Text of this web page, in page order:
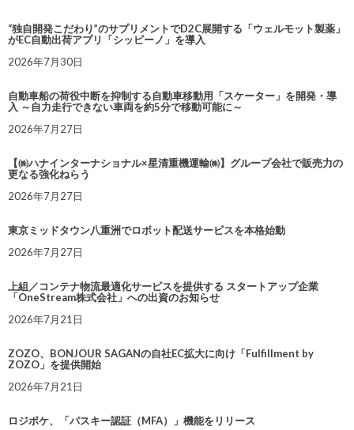
“独自開発こだわり”のサプリメントでD2C展開する「ウェルモット製薬」
がEC自動出荷アプリ「シッピーノ」を導入
2026年7月30日
自動車船の荷役中断を抑制する自動車移動用「スケーター」を開発・導
入 ～自力走行できない車両を約5分で移動可能に～
2026年7月27日
【㈱ハナインターナショナル×星清重機運輸㈱】グループ会社で販売力の
更なる強化ねらう
2026年7月27日
東京ミッドタウン八重洲でロボット配送サービスを本格始動
2026年7月27日
上組／コンテナ物流最適化サービスを提供する スタートアップ企業
「OneStream株式会社」への出資のお知らせ
2026年7月21日
ZOZO、BONJOUR SAGANの自社EC拡大に向け「Fulfillment by
ZOZO」を提供開始
2026年7月21日
ロジポケ、「パスキー認証（MFA）」機能をリリース